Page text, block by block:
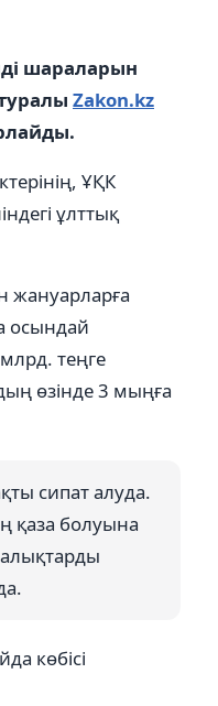
шараларын
Zakon.kz
ҰҚК
ұлттық
жануарларға
осындай
теңге
өзінде 3 мыңға
сипат алуда.
қаза болуына
көбісі